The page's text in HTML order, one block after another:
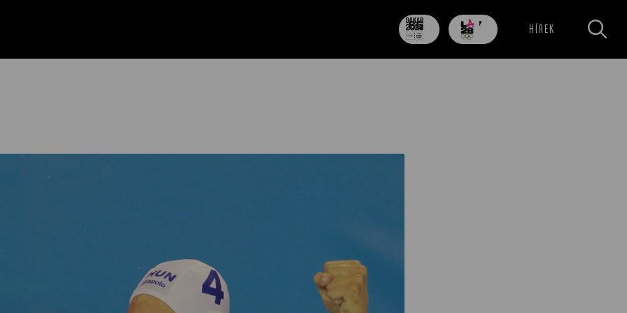
86
nap
707
nap HÍREK